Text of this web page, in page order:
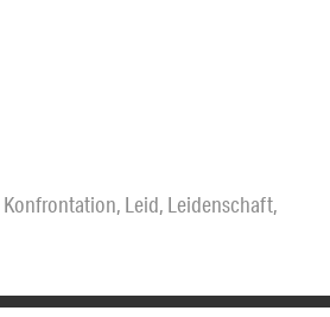
Konfrontation, Leid, Leidenschaft,